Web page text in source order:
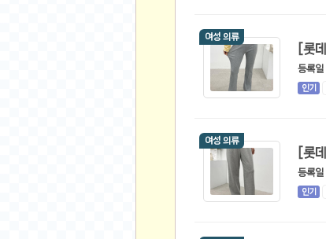
여성 의류
등록일
인기
여성 의류
등록일
인기